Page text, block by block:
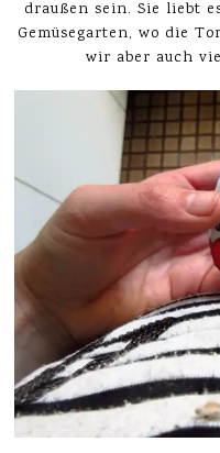
draußen sein. Sie liebt
Gemüsegarten, wo die
wir aber auch